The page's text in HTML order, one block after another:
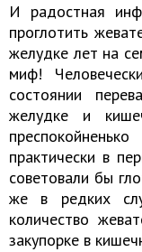
И радостная
проглотить
желудке лет на
миф!
состоянии
желудке и
практически в
советовали бы
же в редких
количество
закупорке в